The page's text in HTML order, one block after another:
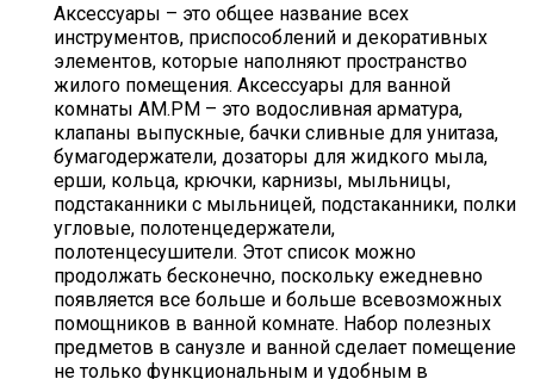
Аксессуары – это общее название всех
инструментов, приспособлений и декоративных
элементов, которые наполняют пространство
жилого помещения. Аксессуары для ванной
комнаты AM.PM – это водосливная арматура,
клапаны выпускные, бачки сливные для унитаза,
бумагодержатели, дозаторы для жидкого мыла,
ерши, кольца, крючки, карнизы, мыльницы,
подстаканники с мыльницей, подстаканники, полки
угловые, полотенцедержатели,
полотенцесушители. Этот список можно
продолжать бесконечно, поскольку ежедневно
появляется все больше и больше всевозможных
помощников в ванной комнате. Набор полезных
предметов в санузле и ванной сделает помещение
не только функциональным и удобным в